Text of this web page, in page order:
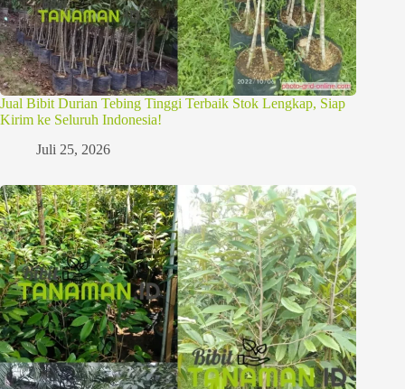
Jual Bibit Durian Tebing Tinggi Terbaik Stok Lengkap, Siap
Kirim ke Seluruh Indonesia!
Juli 25, 2026